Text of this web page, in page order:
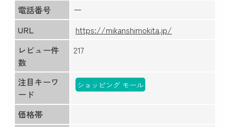
電話番号
ー
URL
https://mikanshimokita.jp/
レビュー件
数
217
注目キーワ
ード
ショッピング モール
価格帯